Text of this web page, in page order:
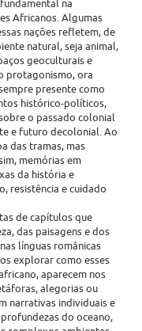
na
Africanos. Algumas
nações refletem, de
natural, seja animal,
geoculturais e
protagonismo, ora
presente como
histórico-políticos,
o passado colonial
e futuro decolonial. Ao
das tramas, mas
memórias em
da história e
resistência e cuidado
de capítulos que
das paisagens e dos
línguas românicas
explorar como esses
aparecem nos
alegorias ou
narrativas individuais e
do oceano,